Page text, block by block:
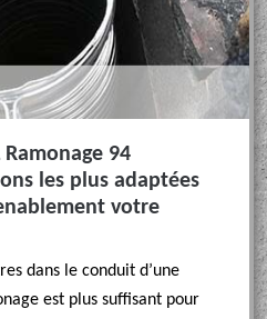
94
les plus adaptées
votre
dans le conduit d’une
est plus suffisant pour